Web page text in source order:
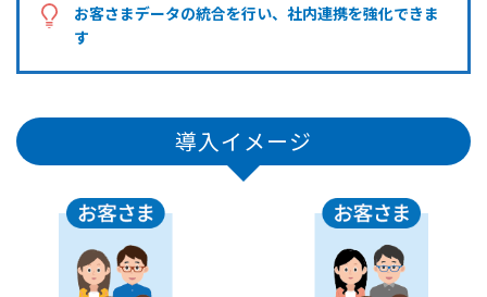
お客さまデータの統合を行い、社内連携を強化できま
す
導入イメージ